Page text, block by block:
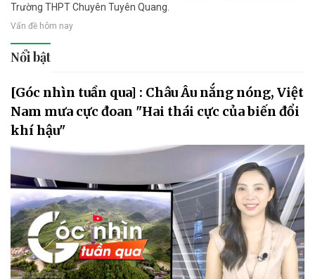
Trường THPT Chuyên Tuyên Quang.
Vấn đề hôm nay
Nổi bật
[Góc nhìn tuần qua] : Châu Âu nắng nóng, Việt
Nam mưa cực đoan "Hai thái cực của biến đổi
khí hậu"